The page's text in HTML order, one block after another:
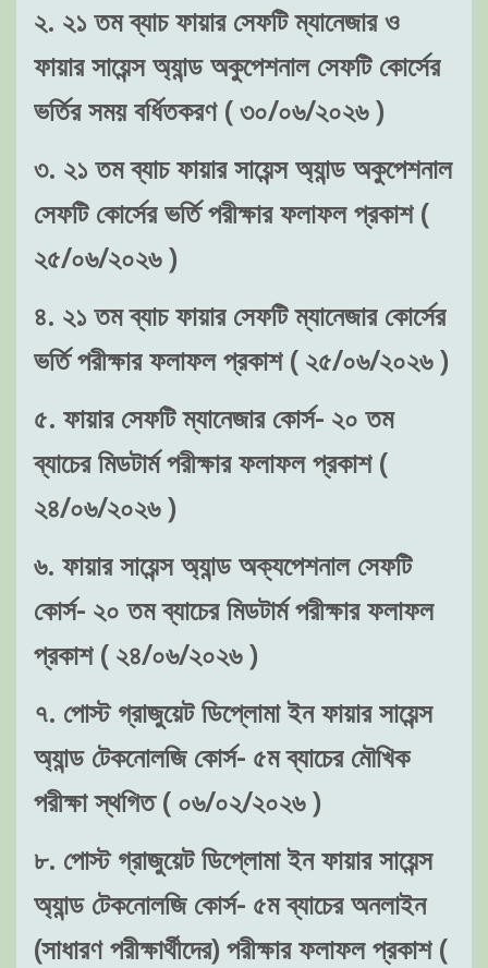
২. ২১ তম ব্যাচ ফায়ার সেফটি ম্যানেজার ও
ফায়ার সায়েন্স অ্যান্ড অকুপেশনাল সেফটি কোর্সের
ভর্তির সময় বর্ধিতকরণ ( ৩০/০৬/২০২৬ )
৩. ২১ তম ব্যাচ ফায়ার সায়েন্স অ্যান্ড অকুপেশনাল
সেফটি কোর্সের ভর্তি পরীক্ষার ফলাফল প্রকাশ (
২৫/০৬/২০২৬ )
৪. ২১ তম ব্যাচ ফায়ার সেফটি ম্যানেজার কোর্সের
ভর্তি পরীক্ষার ফলাফল প্রকাশ ( ২৫/০৬/২০২৬ )
৫. ফায়ার সেফটি ম্যানেজার কোর্স- ২০ তম
ব্যাচের মিডটার্ম পরীক্ষার ফলাফল প্রকাশ (
২৪/০৬/২০২৬ )
৬. ফায়ার সায়েন্স অ্যান্ড অক্যপেশনাল সেফটি
কোর্স- ২০ তম ব্যাচের মিডটার্ম পরীক্ষার ফলাফল
প্রকাশ ( ২৪/০৬/২০২৬ )
৭. পোস্ট গ্রাজুয়েট ডিপ্লোমা ইন ফায়ার সায়েন্স
অ্যান্ড টেকনোলজি কোর্স- ৫ম ব্যাচের মৌখিক
পরীক্ষা স্থগিত ( ০৬/০২/২০২৬ )
৮. পোস্ট গ্রাজুয়েট ডিপ্লোমা ইন ফায়ার সায়েন্স
অ্যান্ড টেকনোলজি কোর্স- ৫ম ব্যাচের অনলাইন
(সাধারণ পরীক্ষার্থীদের) পরীক্ষার ফলাফল প্রকাশ (